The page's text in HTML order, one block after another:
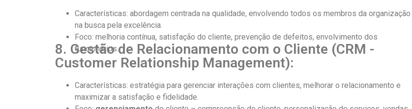
Características: abordagem centrada na qualidade, envolvendo todos os membros da organização
na busca pela excelência.
Foco: melhoria contínua, satisfação do cliente, prevenção de defeitos, envolvimento dos
funcionários.
8. Gestão de Relacionamento com o Cliente (CRM -
Customer Relationship Management):
Características: estratégia para gerenciar interações com clientes, melhorar o relacionamento e
maximizar a satisfação e fidelidade.